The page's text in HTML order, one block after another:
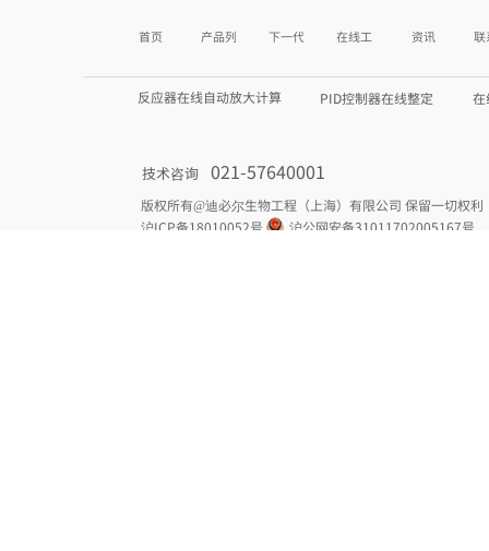
技术咨询 021-57640001
版权所有@迪必尔生物工程（上海）有限公司 保留一切权利
沪ICP备18010052号 沪公网安备31011702005167号
反应器在线自动放大计算
首页 产品列表 下一代产品 在线工具 资讯 联
PID控制器在线整定 在